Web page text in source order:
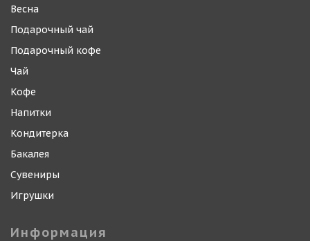
Весна
Подарочный чай
Подарочный кофе
Чай
Кофе
Напитки
Кондитерка
Бакалея
Сувениры
Игрушки
Информация